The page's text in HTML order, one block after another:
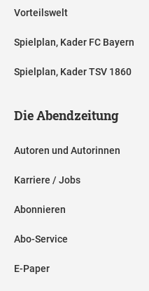
Vorteilswelt
Spielplan, Kader FC Bayern
Spielplan, Kader TSV 1860
Die Abendzeitung
Autoren und Autorinnen
Karriere / Jobs
Abonnieren
Abo-Service
E-Paper